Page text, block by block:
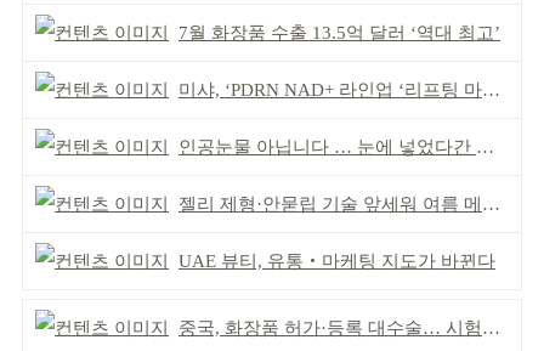
7월 화장품 수출 13.5억 달러 ‘역대 최고’
미샤, ‘PDRN NAD+ 라인업 ‘리프팅 마스크’ 출시
인공눈물 아닙니다 … 눈에 넣었다간 각막 손상
젤리 제형·안묻립 기술 앞세워 여름 메이크업 시장 공략
UAE 뷰티, 유통‧마케팅 지도가 바뀐다
중국, 화장품 허가·등록 대수술… 시험자료 공용 허용